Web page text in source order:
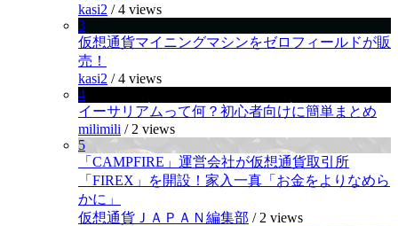
kasi2 /4 views
3
仮想通貨マイニングマシンをゼロフィールドが販
売！
kasi2 /4 views
4
イーサリアムって何？初心者向けに簡単まとめ
milimili / 2 views
5
「CAMPFIRE」運営会社が仮想通貨取引所
「FIREX」を開設！家入一真「お金をよりなめら
かに」
仮想通貨ＪＡＰＡＮ編集部 / 2 views